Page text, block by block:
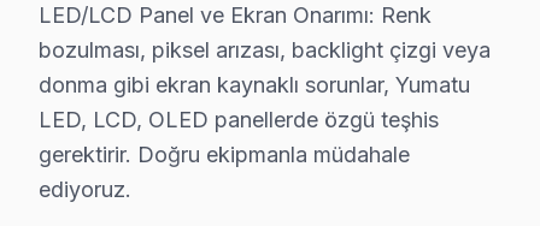
Şile Yumatu Altyapı ve Arıza Profili
Şile'nin Sahil dokusu Yumatu akıllı TV arıza profilini
Şile Feneri bölgesindeki konutlarda Yumatu LED TV
Şile Yolu (D-020) ve E-80 bağlantısı güzergahı
LED/LCD Panel ve Ekran Onarımı: Renk
bozulması, piksel arızası, backlight çizgi veya
donma gibi ekran kaynaklı sorunlar, Yumatu
LED, LCD, OLED panellerde özgü teşhis
gerektirir. Doğru ekipmanla müdahale
ediyoruz.